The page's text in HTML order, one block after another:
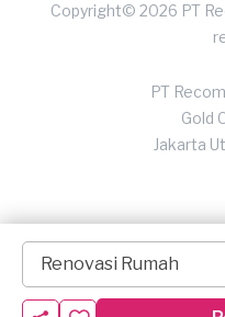
Renovasi Rumah
Copyright© 2026 PT
PT
Gold
Jakarta